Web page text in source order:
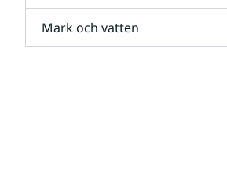
Mark och vatten